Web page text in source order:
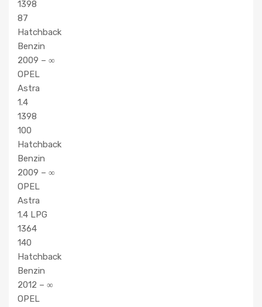
1398
87
Hatchback
Benzin
2009 – ∞
OPEL
Astra
1.4
1398
100
Hatchback
Benzin
2009 – ∞
OPEL
Astra
1.4 LPG
1364
140
Hatchback
Benzin
2012 – ∞
OPEL